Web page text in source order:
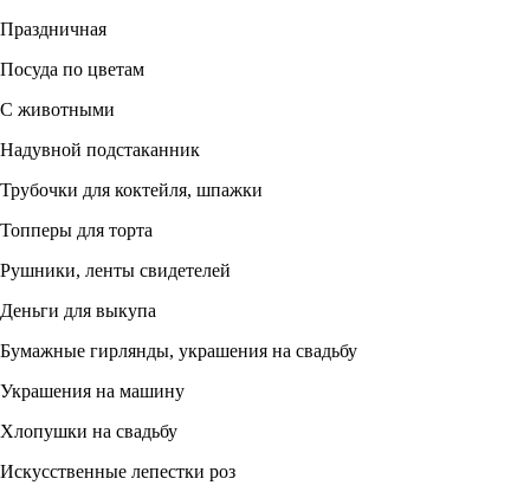
Праздничная
Посуда по цветам
С животными
Надувной подстаканник
Трубочки для коктейля, шпажки
Топперы для торта
Рушники, ленты свидетелей
Деньги для выкупа
Бумажные гирлянды, украшения на свадьбу
Украшения на машину
Хлопушки на свадьбу
Искусственные лепестки роз